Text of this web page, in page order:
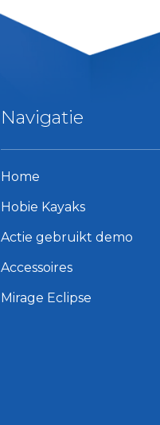
Navigatie
Home
Hobie Kayaks
Actie gebruikt demo
Accessoires
Mirage Eclipse